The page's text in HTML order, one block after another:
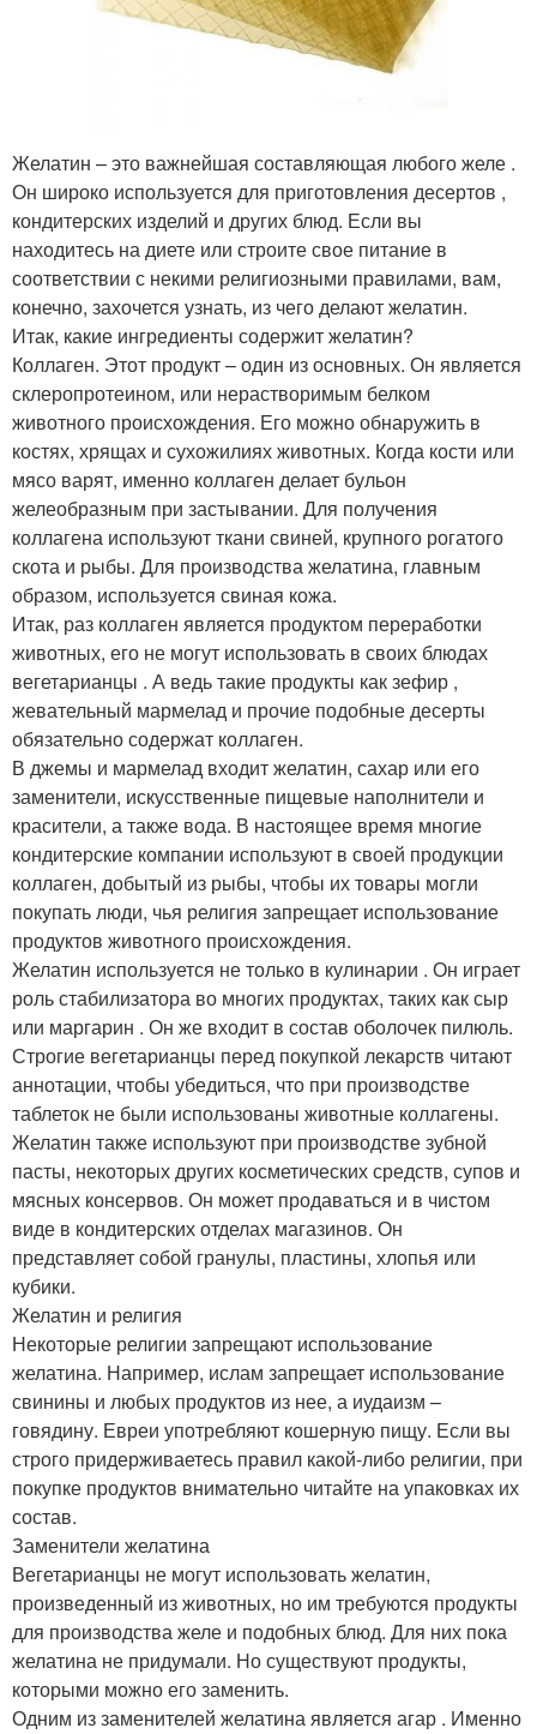
Желатин – это важнейшая составляющая любого желе .
Он широко используется для приготовления десертов ,
кондитерских изделий и других блюд. Если вы
находитесь на диете или строите свое питание в
соответствии с некими религиозными правилами, вам,
конечно, захочется узнать, из чего делают желатин.
Итак, какие ингредиенты содержит желатин?
Коллаген. Этот продукт – один из основных. Он является
склеропротеином, или нерастворимым белком
животного происхождения. Его можно обнаружить в
костях, хрящах и сухожилиях животных. Когда кости или
мясо варят, именно коллаген делает бульон
желеобразным при застывании. Для получения
коллагена используют ткани свиней, крупного рогатого
скота и рыбы. Для производства желатина, главным
образом, используется свиная кожа.
Итак, раз коллаген является продуктом переработки
животных, его не могут использовать в своих блюдах
вегетарианцы . А ведь такие продукты как зефир ,
жевательный мармелад и прочие подобные десерты
обязательно содержат коллаген.
В джемы и мармелад входит желатин, сахар или его
заменители, искусственные пищевые наполнители и
красители, а также вода. В настоящее время многие
кондитерские компании используют в своей продукции
коллаген, добытый из рыбы, чтобы их товары могли
покупать люди, чья религия запрещает использование
продуктов животного происхождения.
Желатин используется не только в кулинарии . Он играет
роль стабилизатора во многих продуктах, таких как сыр
или маргарин . Он же входит в состав оболочек пилюль.
Строгие вегетарианцы перед покупкой лекарств читают
аннотации, чтобы убедиться, что при производстве
таблеток не были использованы животные коллагены.
Желатин также используют при производстве зубной
пасты, некоторых других косметических средств, супов и
мясных консервов. Он может продаваться и в чистом
виде в кондитерских отделах магазинов. Он
представляет собой гранулы, пластины, хлопья или
кубики.
Желатин и религия
Некоторые религии запрещают использование
желатина. Например, ислам запрещает использование
свинины и любых продуктов из нее, а иудаизм –
говядину. Евреи употребляют кошерную пищу. Если вы
строго придерживаетесь правил какой-либо религии, при
покупке продуктов внимательно читайте на упаковках их
состав.
Заменители желатина
Вегетарианцы не могут использовать желатин,
произведенный из животных, но им требуются продукты
для производства желе и подобных блюд. Для них пока
желатина не придумали. Но существуют продукты,
которыми можно его заменить.
Одним из заменителей желатина является агар . Именно